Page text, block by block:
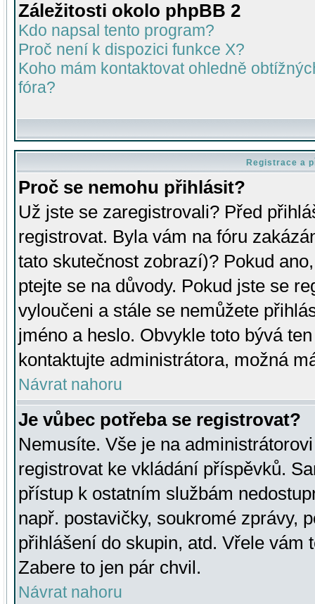
Záležitosti okolo phpBB 2
Kdo napsal tento program?
Proč není k dispozici funkce X?
Koho mám kontaktovat ohledně
fóra?
Registrace a
Proč se nemohu přihlásit?
Už jste se zaregistrovali? Před
registrovat. Byla vám na fóru
tato skutečnost zobrazí)? Pokud
ptejte se na důvody. Pokud jste se
vyloučeni a stále se nemůžete
jméno a heslo. Obvykle toto bývá
kontaktujte administrátora, možná
Návrat nahoru
Je vůbec potřeba se registrovat?
Nemusíte. Vše je na
registrovat ke vkládání příspěvků.
přístup k ostatním službám
např. postavičky, soukromé zprávy,
přihlášení do skupin, atd. Vřele vám
Zabere to jen pár chvil.
Návrat nahoru